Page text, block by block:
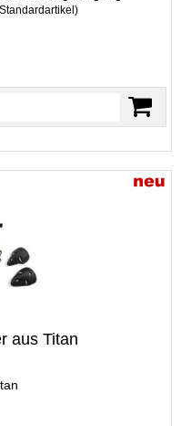
)
aus Titan